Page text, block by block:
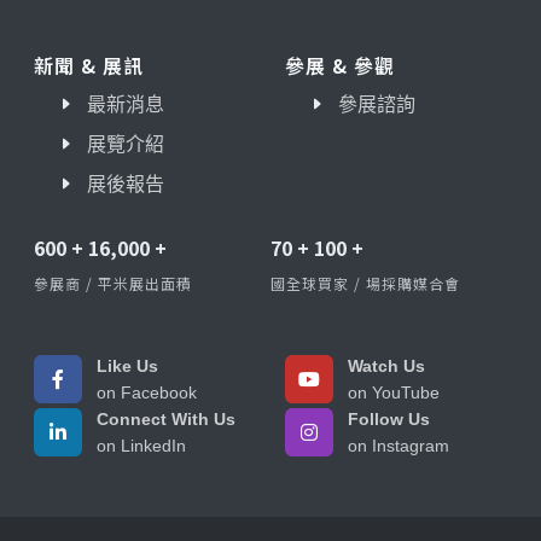
新聞 & 展訊
最新消息
展覽介紹
展後報告
參展 & 參觀
參展諮詢
600 + 16,000 +
參展商 / 平米展出面積
70 + 100 +
國全球買家 / 場採購媒合會
Like Us
on Facebook
Watch Us
on YouTube
Connect With Us
on LinkedIn
Follow Us
on Instagram